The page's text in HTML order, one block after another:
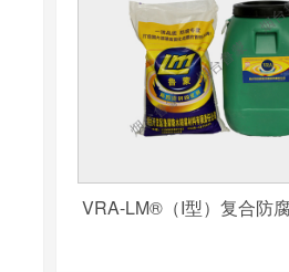
VRA-LM®（I型）复合防